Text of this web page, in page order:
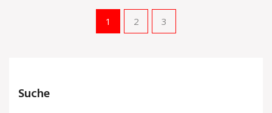
1 2 3
Suche